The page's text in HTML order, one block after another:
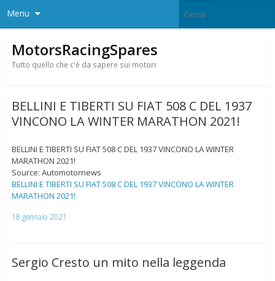
Menu
MotorsRacingSpares
Tutto quello che c'è da sapere sui motori
BELLINI E TIBERTI SU FIAT 508 C DEL 1937
VINCONO LA WINTER MARATHON 2021!
BELLINI E TIBERTI SU FIAT 508 C DEL 1937 VINCONO LA WINTER
MARATHON 2021!
Source: Automotornews
BELLINI E TIBERTI SU FIAT 508 C DEL 1937 VINCONO LA WINTER
MARATHON 2021!
18 gennaio 2021
Sergio Cresto un mito nella leggenda